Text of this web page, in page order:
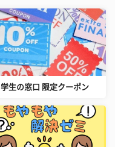
学生の窓口 限定クーポン